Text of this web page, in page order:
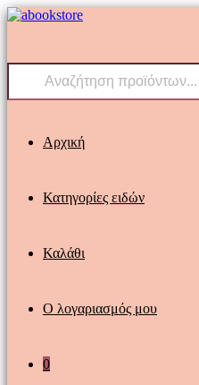
Skip
Products
Αρχική
Κατηγορίες ειδών
Καλάθι
Ο λογαριασμός μου
0